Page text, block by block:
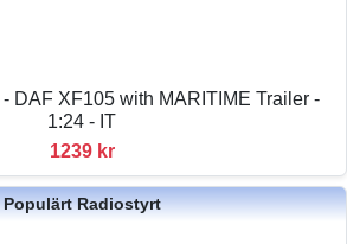
DAF XF105 with MARITIME Trailer -
1:24 - IT
1239 kr
Populärt Radiostyrt